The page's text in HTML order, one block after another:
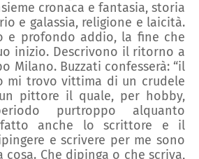
cronaca e fantasia, storia
e galassia, religione e laicità.
e profondo addio, la fine che
inizio. Descrivono ilritorno a
Milano. Buzzati confesserà: “il
mi trovo vittima di un crudele
pittore il quale, per hobby,
purtroppo alquanto
fatto anche lo scrittore e il
e scrivere per me sono
cosa. Che dipinga o che scriva,